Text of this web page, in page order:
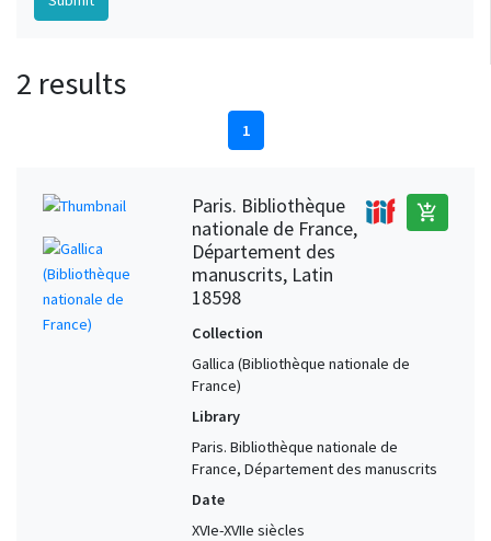
2 results
1
Paris. Bibliothèque
nationale de France,
Département des
manuscrits, Latin
18598
add_shopping_cart
Collection
Gallica (Bibliothèque nationale de
France)
Library
Paris. Bibliothèque nationale de
France, Département des manuscrits
Date
XVIe-XVIIe siècles